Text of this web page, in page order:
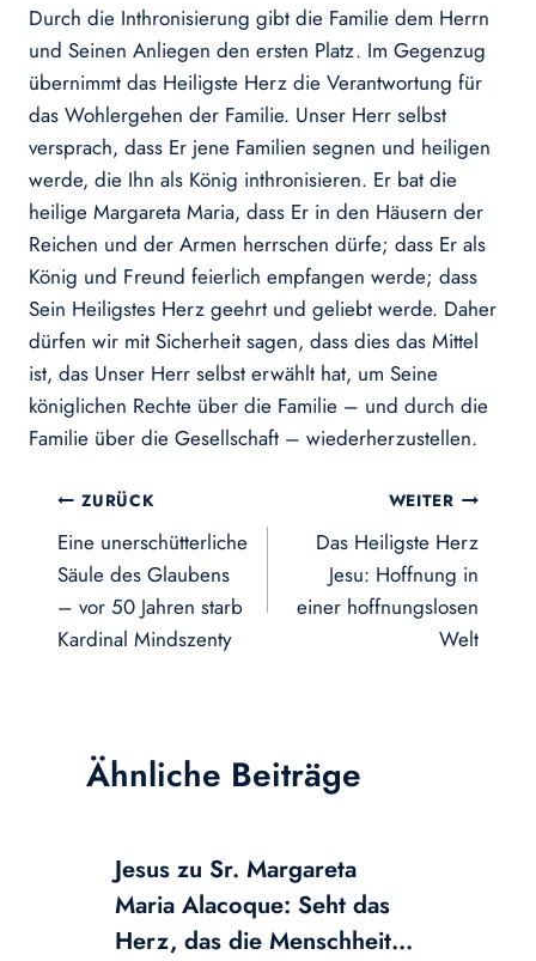
Durch die Inthronisierung gibt die Familie dem Herrn
und Seinen Anliegen den ersten Platz. Im Gegenzug
übernimmt das Heiligste Herz die Verantwortung für
das Wohlergehen der Familie. Unser Herr selbst
versprach, dass Er jene Familien segnen und heiligen
werde, die Ihn als König inthronisieren. Er bat die
heilige Margareta Maria, dass Er in den Häusern der
Reichen und der Armen herrschen dürfe; dass Er als
König und Freund feierlich empfangen werde; dass
Sein Heiligstes Herz geehrt und geliebt werde. Daher
dürfen wir mit Sicherheit sagen, dass dies das Mittel
ist, das Unser Herr selbst erwählt hat, um Seine
königlichen Rechte über die Familie – und durch die
Familie über die Gesellschaft – wiederherzustellen.
Beitragsnavigation
ZURÜCK
Eine unerschütterliche
Säule des Glaubens
– vor 50 Jahren starb
Kardinal Mindszenty
WEITER
Das Heiligste Herz
Jesu: Hoffnung in
einer hoffnungslosen
Welt
Ähnliche Beiträge
Jesus zu Sr. Margareta
Maria Alacoque: Seht das
Herz, das die Menschheit…